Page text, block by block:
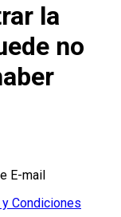
la
no
E-mail
Condiciones